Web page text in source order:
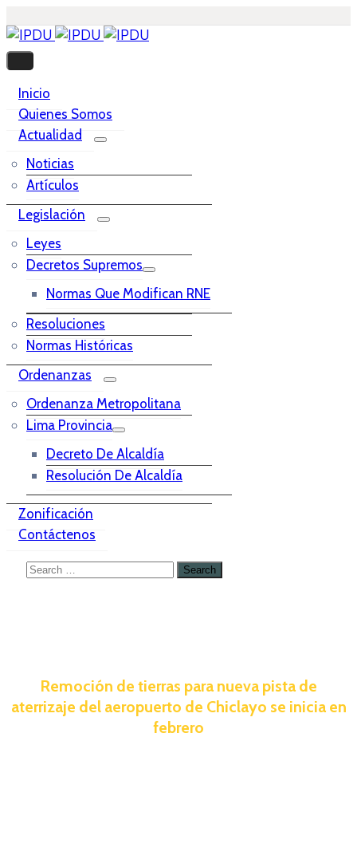
Inicio
Quienes Somos
Actualidad
Noticias
Artículos
Legislación
Leyes
Decretos Supremos
Normas Que Modifican RNE
Resoluciones
Normas Históricas
Ordenanzas
Ordenanza Metropolitana
Lima Provincia
Decreto De Alcaldía
Resolución De Alcaldía
Zonificación
Contáctenos
Remoción de tierras para nueva pista de
aterrizaje del aeropuerto de Chiclayo se inicia en
febrero